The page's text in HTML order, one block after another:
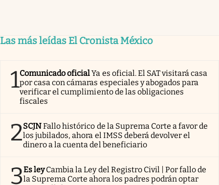
Las más leídas El Cronista México
1Comunicado oficialYa es oficial. El SAT visitará casa
por casa con cámaras especiales y abogados para
verificar el cumplimiento de las obligaciones
fiscales
2SCJNFallo histórico de la Suprema Corte a favor de
los jubilados, ahora el IMSS deberá devolver el
dinero a la cuenta del beneficiario
3Es ley Cambia la Ley del Registro Civil | Por fallo de
la Suprema Corte ahora los padres podrán optar